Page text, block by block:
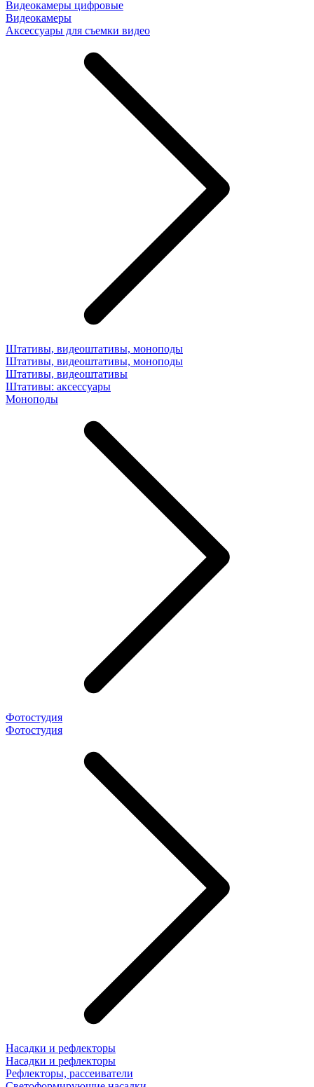
Видеокамеры цифровые
Видеокамеры
Аксессуары для съемки видео
Штативы, видеоштативы, моноподы
Штативы, видеоштативы, моноподы
Штативы, видеоштативы
Штативы: аксессуары
Моноподы
Фотостудия
Фотостудия
Насадки и рефлекторы
Насадки и рефлекторы
Рефлекторы, рассеиватели